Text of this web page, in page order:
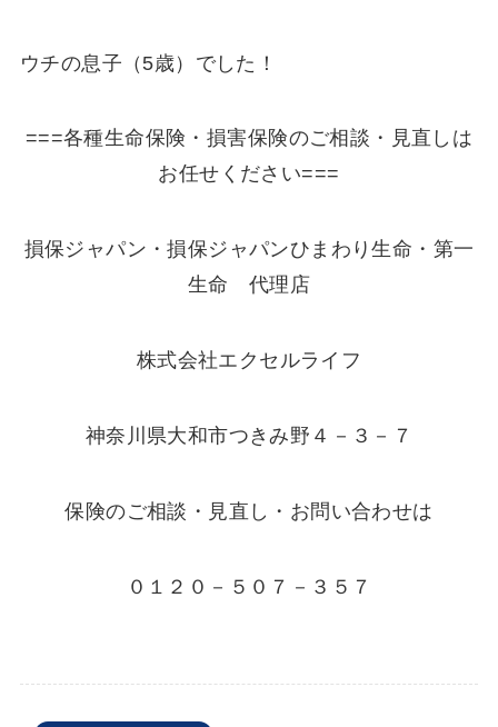
ウチの息子（5歳）でした！
===各種生命保険・損害保険のご相談・見直しは
お任せください===
損保ジャパン・損保ジャパンひまわり生命・第一
生命 代理店
株式会社エクセルライフ
神奈川県大和市つきみ野４－３－７
保険のご相談・見直し・お問い合わせは
０１２０－５０７－３５７